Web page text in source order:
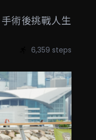
術後挑戰人生
6,359 steps